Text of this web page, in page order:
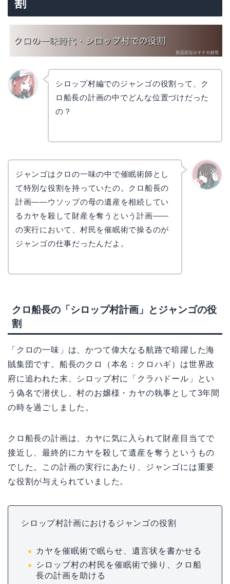
割
シロップ村編でのジャンゴの役割って、ク
ロ船長の計画の中でどんな位置づけだった
の？
ジャンゴはクロの一味の中で催眠術師とし
て特別な役割を持っていたの。クロ船長の
計画——ウソップの母の遺産を相続してい
るカヤを殺して財産を奪うという計画——
の実行において、村民を催眠術で操るのが
ジャンゴの仕事だったんだよ。
クロ船長の「シロップ村計画」とジャンゴの役
割
「クロの一味」は、かつて偉大なる航路で暗躍した海
賊集団です。船長のクロ（本名：クロハギ）は世界政
府に追われた末、シロップ村に「クラハドール」とい
う偽名で潜伏し、村のお嬢様・カヤの執事として3年間
の時を過ごしました。
クロ船長の計画は、カヤに気に入られて財産目当てで
接近し、最終的にカヤを殺して遺産を奪うというもの
でした。この計画の実行にあたり、ジャンゴには重要
な役割が与えられていました。
シロップ村計画におけるジャンゴの役割
カヤを催眠術で眠らせ、遺言状を書かせる
シロップ村の村民を催眠術で操り、クロ船
長の計画を助ける